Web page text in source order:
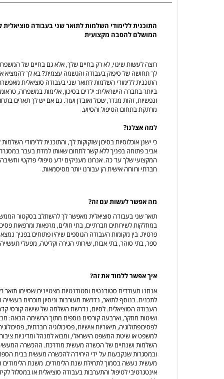
התוכנית ללימודי השלמות לתואר שני בעבודה
המושלם להסבה מקצועית
רוצה לעשות שינוי, לא רק בחיים שלך, אלא גם בחיים של
לך תחושה של סיפוק בעבודה והגשמה עצמית? בא לך להמציא
התוכנית ללימודי השלמות לתואר שני בעבודה סוציאלית
ביותר בחברה הישראלית: ילדים בסיכון, אלימות במשפחה,
ונפשיות, זהות מגדר, שכול ואובדן ועוד. גם אם יש לך תארים
מרתקת בתחום הטיפול והסיוע.
למה אצלנו?
כי ישנן אוכלוסיות בסיכון שזקוקות לך, והתוכנית ללימודי
אביב פתוחה בפניך ללא קשר לתחום שאותו למדת בעבר במסגרת
המקצועי שלך עד כה. אנחנו מעניקים ידע טיפולי פרקטי וחשיבה
חברתי ורווחה אישית הן עבורנו יותר מסיסמאות.
מה אפשר לעשות עם זה?
תואר שני בעבודה סוציאלית מאפשר לך להשתלב בסקטור
במחלקות לשירותים חברתיים, בתי חולים, מרפאות ומרפאות
פרטית. בין מקומות העבודה הנוספים שיהיו פתוחים בפניך
ספר, בתי סוהר, בתי אבות, שירותי הגירה וקליטה, מפעלי
איך אפשר ללמוד את זה?
אנחנו מעודדים סטודנטים וסטודנטיות מצטיינים שסיימו תואר
לתכנית. בנוסף לתואר, נדרשת מעורבות וניסיון מוכחים
העבודה הסוציאלית. לסיום, נדרשת השלמה של שישה קורסי
ושיטות מחקר, וארבעה קורסים נוספים מתוך הרשימה הבאה:
לפסיכופתולוגיה, תיאוריות אישיות, פסיכולוגיה חברתית,
למשפט או שיטת המשפט הישראלי, ומבוא למנהל ומדיניות
השלמות ושנתיים של הכשרה מעשית מודרכת. ההכשרה
ובמסגרות שנקבעות על ידי היחידה להכשרה מעשית בבית
מעשית נעשה בסמוך לתחילת שנת הלימודים. משנת הלימודים
אינטגרטיבי לטיפול והתערבות בעבודה סוציאלית או במסלול